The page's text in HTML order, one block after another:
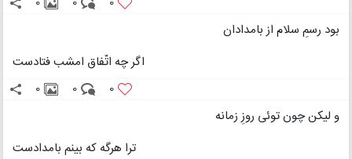
بود رسمِ سلام از بامدادان
اگر چه اتّفاق امشب فتادست
0
0
0
و لیکن چون توئی روزِ زمانه
ترا هرگه که بینم بامدادست